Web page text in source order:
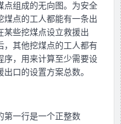
点组成的无向图。为安全
煤点的工人都能有一条出
某些挖煤点设立救援出
，其他挖煤点的工人都有
序，用来计算至少需要设
口的设置方案总数。
第一行是一个正整数